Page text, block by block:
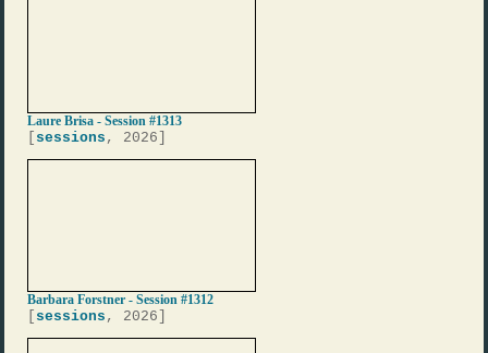
Laure Brisa - Session #1313
sessions , 2026]
Barbara Forstner - Session #1312
sessions , 2026]